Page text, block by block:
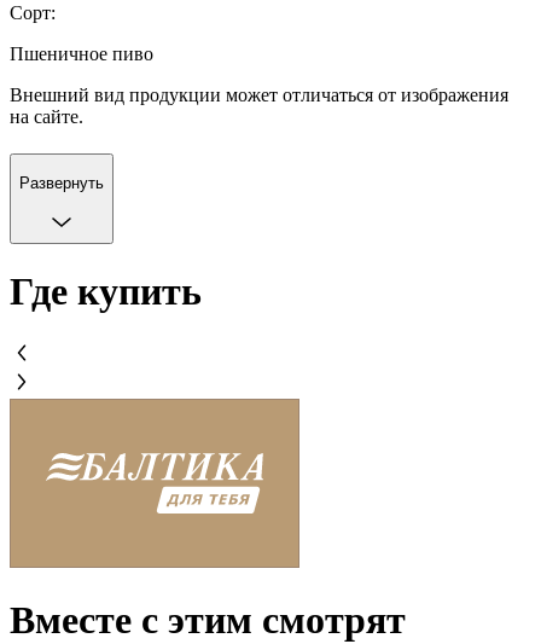
Сорт:
Пшеничное пиво
Внешний вид продукции может отличаться от изображения
на сайте.
Развернуть
Где купить
Вместе с этим смотрят